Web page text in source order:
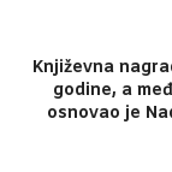
Književna
godine, a
osnovao je